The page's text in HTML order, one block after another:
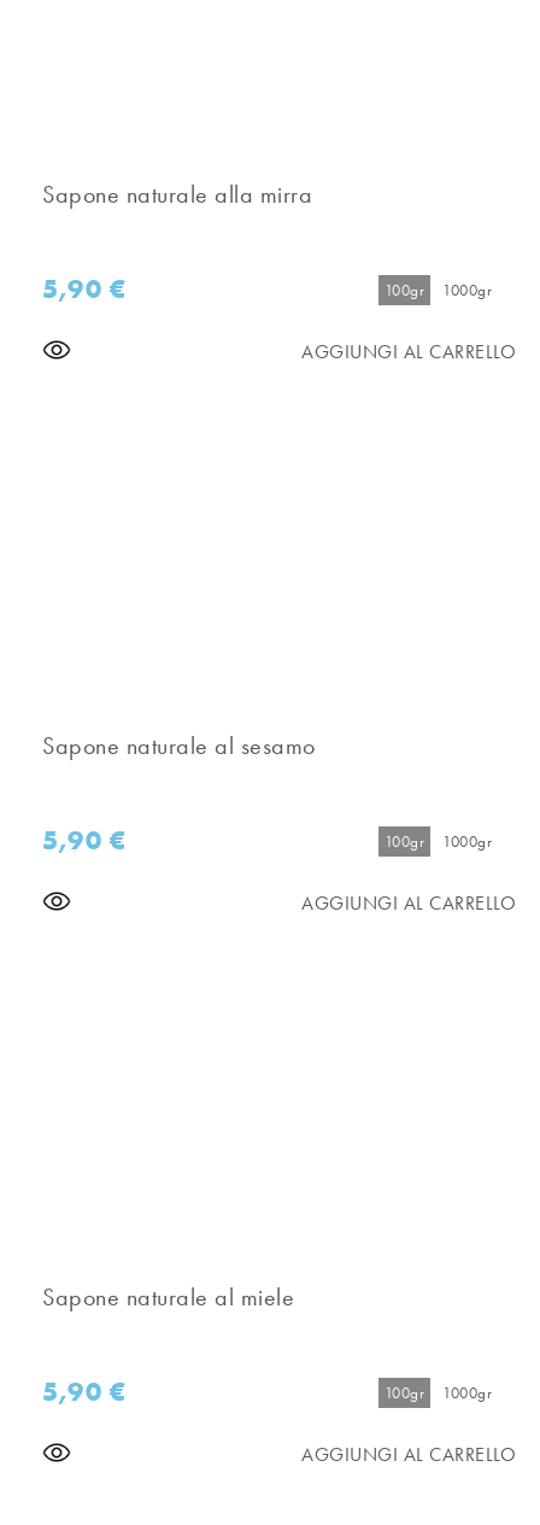
Sapone naturale alla mirra
5,90€ 100gr 1000gr
AGGIUNGI AL CARRELLO
Sapone naturale al sesamo
5,90€ 100gr 1000gr
AGGIUNGI AL CARRELLO
Sapone naturale al miele
5,90€ 100gr 1000gr
AGGIUNGI AL CARRELLO